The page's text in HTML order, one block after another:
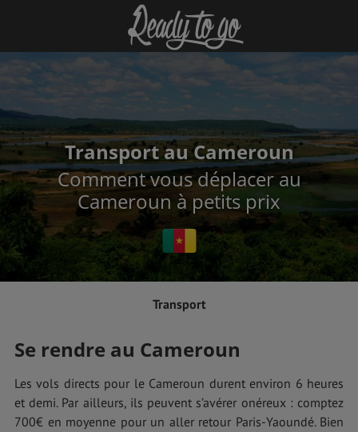
Transport au Cameroun
Comment vous déplacer au
Cameroun à petits prix
Transport
Se rendre au Cameroun
Les vols directs pour le Cameroun durent environ 6 heures
et demi. Par ailleurs, ils peuvent s’avérer onéreux : comptez
700€ en moyenne pour un aller retour Paris-Yaoundé. Bien